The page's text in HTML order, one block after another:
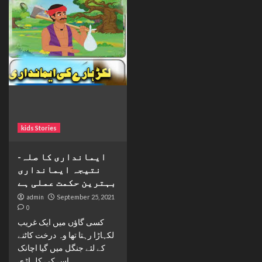
kids Stories
ایمانداری کا صلہ-
نتیجہ ایمانداری
بہترین حکمت عملی ہے
admin September 25, 2021
0
کسی گاؤں میں ایک غریب
لکہاڑا رہتا تھا وہ درخت کاٹنے
کے لئے جنگل میں گیا اچانک